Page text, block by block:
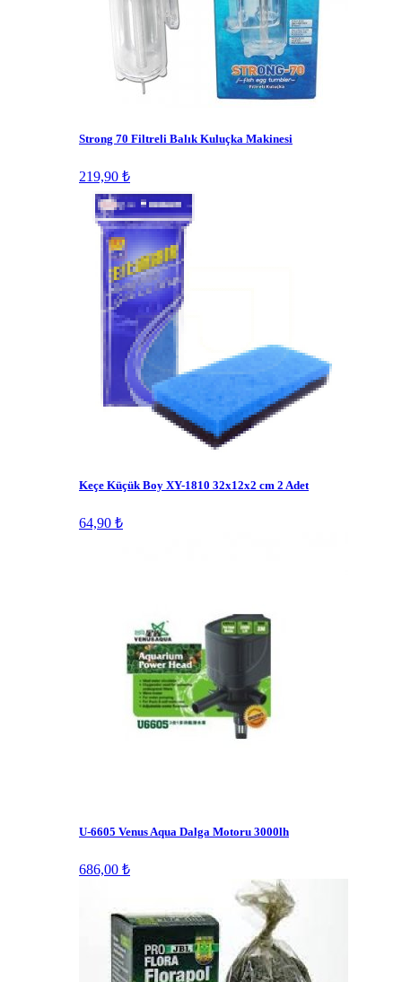
Strong 70 Filtreli Balık Kuluçka Makinesi
219,90 ₺
Keçe Küçük Boy XY-1810 32x12x2 cm 2 Adet
64,90 ₺
U-6605 Venus Aqua Dalga Motoru 3000lh
686,00 ₺